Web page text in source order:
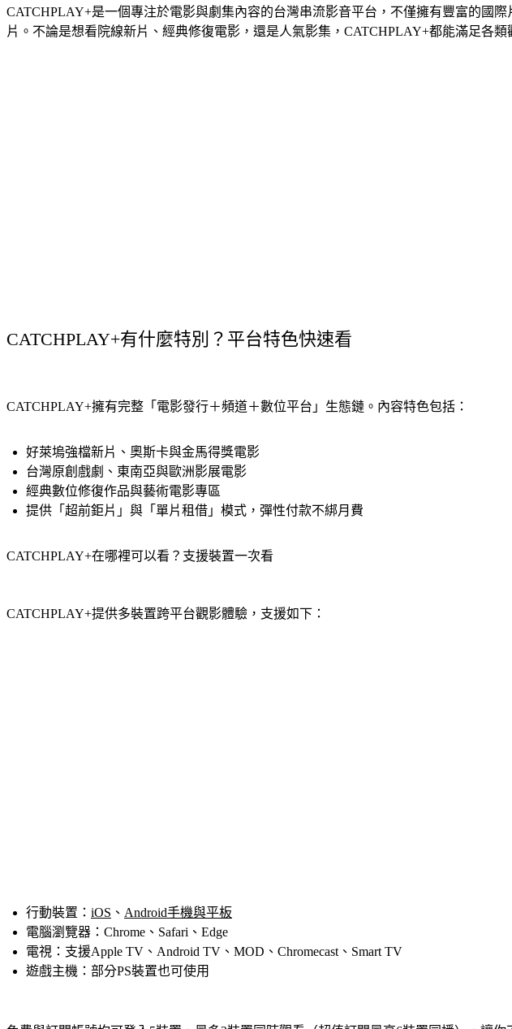
CATCHPLAY+是一個專注於電影與劇集內容的台灣串流影音平台，不僅擁有豐富的國
片。不論是想看院線新片、經典修復電影，還是人氣影集，CATCHPLAY+都能滿足各類
CATCHPLAY+有什麼特別？平台特色快速看
CATCHPLAY+擁有完整「電影發行＋頻道＋數位平台」生態鏈。內容特色包括：
好萊塢強檔新片、奧斯卡與金馬得獎電影
台灣原創戲劇、東南亞與歐洲影展電影
經典數位修復作品與藝術電影專區
提供「超前鉅片」與「單片租借」模式，彈性付款不綁月費
CATCHPLAY+在哪裡可以看？支援裝置一次看
CATCHPLAY+提供多裝置跨平台觀影體驗，支援如下：
行動裝置： iOS 、 Android手機與平板
電腦瀏覽器：Chrome、Safari、Edge
電視：支援Apple TV、Android TV、MOD、Chromecast、Smart TV
遊戲主機：部分PS裝置也可使用